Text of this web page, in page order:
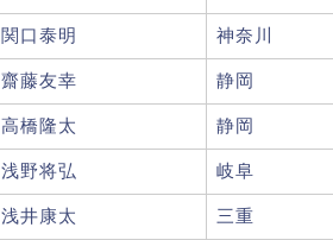
関口泰明 神奈川
齋藤友幸 静岡
高橋隆太 静岡
浅野将弘 岐阜
浅井康太 三重